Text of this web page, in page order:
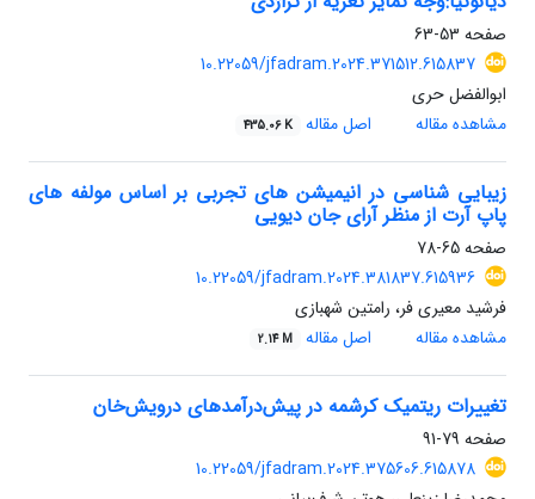
صفحه 53-63
10.22059/jfadram.2024.371512.615837
ابوالفضل حری
مشاهده مقاله
اصل مقاله 435.06 K
زیبایی شناسی در انیمیشن های تجربی بر اساس مولفه های
پاپ آرت از منظر آرای جان دیویی
صفحه65-78
10.22059/jfadram.2024.381837.615936
فرشید معیری فر، رامتین شهبازی
مشاهده مقاله
اصل مقاله 2.14 M
تغییرات ریتمیک کرشمه در پیش‌درآمدهای درویش‌خان
صفحه 79-91
10.22059/jfadram.2024.375606.615878